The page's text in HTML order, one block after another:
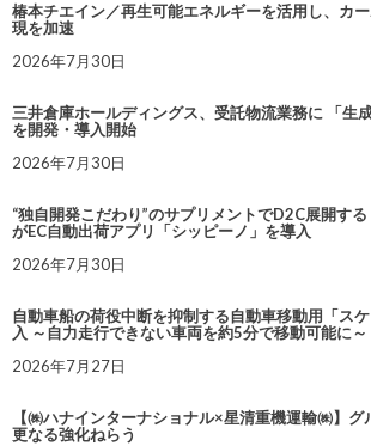
椿本チエイン／再生可能エネルギーを活用し、カ
現を加速
2026年7月30日
三井倉庫ホールディングス、受託物流業務に 「生
を開発・導入開始
2026年7月30日
“独自開発こだわり”のサプリメントでD2C展開する
がEC自動出荷アプリ「シッピーノ」を導入
2026年7月30日
自動車船の荷役中断を抑制する自動車移動用「ス
入 ～自力走行できない車両を約5分で移動可能に～
2026年7月27日
【㈱ハナインターナショナル×星清重機運輸㈱】
更なる強化ねらう